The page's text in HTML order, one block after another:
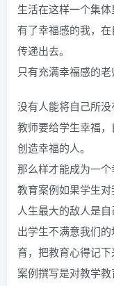
生活在这样一个集体
有了幸福感的我，
传递出去。
只有充满幸福感的老
没有人能将自己所没
教师要给学生幸福
创造幸福的人。
那么样才能成为一
教育案例如果学生对
人生最大的敌人是
出学生不满意我们
育，把教育心得记下
案例撰写是对教学